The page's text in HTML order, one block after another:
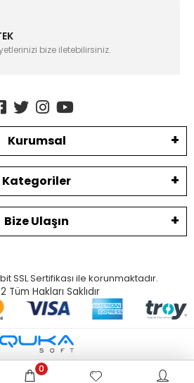
bize iletebilirsiniz.
Kurumsal
Kategoriler
Bize Ulaşın
SSL Sertifikası ile korunmaktadır.
Tüm Hakları Saklıdır
0